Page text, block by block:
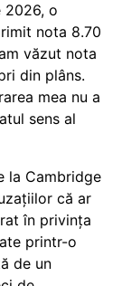
2026, o
nota 8.70
văzut nota
din plâns.
mea nu a
sens al
la Cambridge
că ar
în privința
printr-o
de un